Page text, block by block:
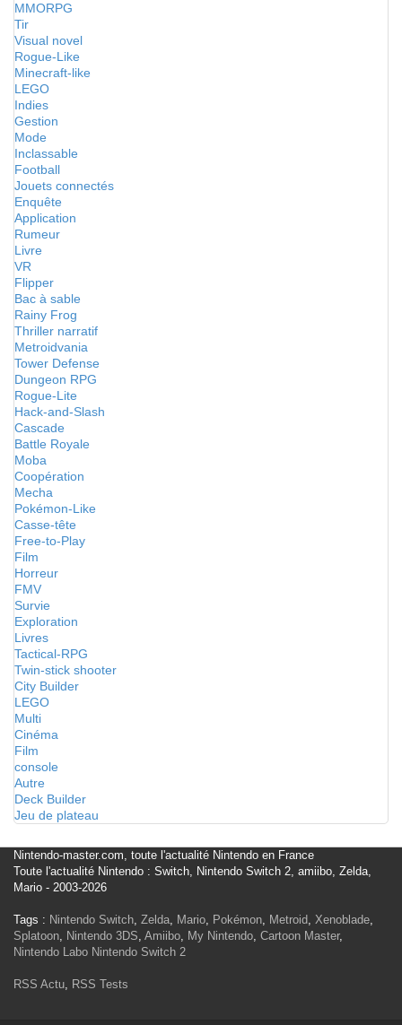
MMORPG
Tir
Visual novel
Rogue-Like
Minecraft-like
LEGO
Indies
Gestion
Mode
Inclassable
Football
Jouets connectés
Enquête
Application
Rumeur
Livre
VR
Flipper
Bac à sable
Rainy Frog
Thriller narratif
Metroidvania
Tower Defense
Dungeon RPG
Rogue-Lite
Hack-and-Slash
Cascade
Battle Royale
Moba
Coopération
Mecha
Pokémon-Like
Casse-tête
Free-to-Play
Film
Horreur
FMV
Survie
Exploration
Livres
Tactical-RPG
Twin-stick shooter
City Builder
LEGO
Multi
Cinéma
Film
console
Autre
Deck Builder
Jeu de plateau
Nintendo-master.com, toute l'actualité Nintendo en France
Toute l'actualité Nintendo : Switch, Nintendo Switch 2, amiibo, Zelda,
Mario - 2003-2026
Tags : Nintendo Switch, Zelda, Mario, Pokémon, Metroid, Xenoblade,
Splatoon, Nintendo 3DS, Amiibo, My Nintendo, Cartoon Master,
Nintendo Labo Nintendo Switch 2
RSS Actu, RSS Tests